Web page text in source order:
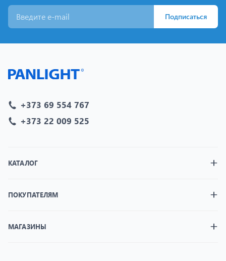
Подписаться
+373 69 554 767
+373 22 009 525
КАТАЛОГ
ПОКУПАТЕЛЯМ
МАГАЗИНЫ